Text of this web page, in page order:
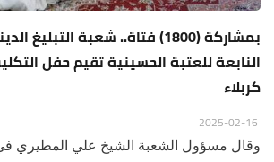
بمشاركة (1800) فتاة.. شعبة
النابعة للعتبة الحسينية تقيم حفل
كربلاء
وقال مسؤول الشعبة الشيخ علي المطيري